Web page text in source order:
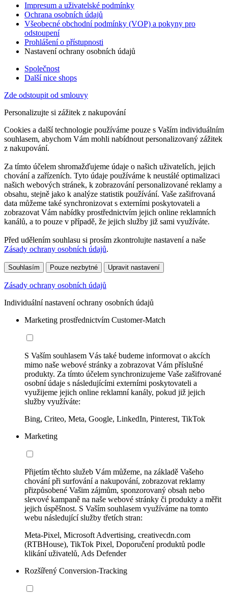
Impresum a uživatelské podmínky
Ochrana osobních údajů
Všeobecné obchodní podmínky (VOP) a pokyny pro
odstoupení
Prohlášení o přístupnosti
Nastavení ochrany osobních údajů
Společnost
Další nice shops
Zde odstoupit od smlouvy
Personalizujte si zážitek z nakupování
Cookies a další technologie používáme pouze s Vaším individuálním
souhlasem, abychom Vám mohli nabídnout personalizovaný zážitek
z nakupování.
Za tímto účelem shromažďujeme údaje o našich uživatelích, jejich
chování a zařízeních. Tyto údaje používáme k neustálé optimalizaci
našich webových stránek, k zobrazování personalizované reklamy a
obsahu, stejně jako k analýze statistik používání. Vaše zašifrovaná
data můžeme také synchronizovat s externími poskytovateli a
zobrazovat Vám nabídky prostřednictvím jejich online reklamních
kanálů, a to pouze v případě, že jejich služby již sami využíváte.
Před udělením souhlasu si prosím zkontrolujte nastavení a naše
Zásady ochrany osobních údajů.
Souhlasím Pouze nezbytné Upravit nastavení
Zásady ochrany osobních údajů
Individuální nastavení ochrany osobních údajů
Marketing prostřednictvím Customer-Match
S Vaším souhlasem Vás také budeme informovat o akcích
mimo naše webové stránky a zobrazovat Vám příslušné
produkty. Za tímto účelem synchronizujeme Vaše zašifrované
osobní údaje s následujícími externími poskytovateli a
využijeme jejich online reklamní kanály, pokud již jejich
služby využíváte:
Bing, Criteo, Meta, Google, LinkedIn, Pinterest, TikTok
Marketing
Přijetím těchto služeb Vám můžeme, na základě Vašeho
chování při surfování a nakupování, zobrazovat reklamy
přizpůsobené Vašim zájmům, sponzorovaný obsah nebo
slevové kampaně na naše webové stránky či produkty a měřit
jejich úspěšnost. S Vaším souhlasem využíváme na tomto
webu následující služby třetích stran:
Meta-Pixel, Microsoft Advertising, creativecdn.com
(RTBHouse), TikTok Pixel, Doporučení produktů podle
klikání uživatelů, Ads Defender
Rozšířený Conversion-Tracking